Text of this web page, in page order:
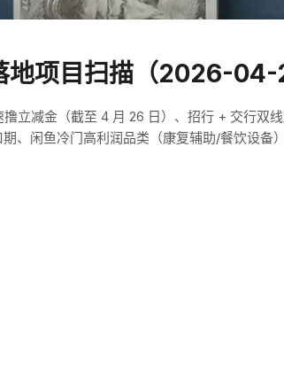
项目扫描（2026-04-
立减金（截至 4 月 26 日）、招行 + 交行
、闲鱼冷门高利润品类（康复辅助/餐饮设